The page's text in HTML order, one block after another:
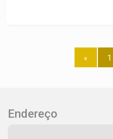
« 1
Endereço